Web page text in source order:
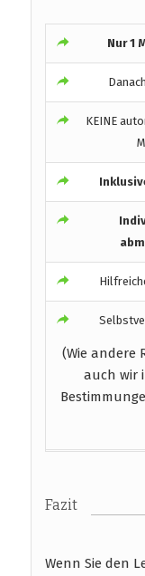
Nur 1
Danach
KEINE
(Wie andere
auch wir
Fazit
Wenn Sie den